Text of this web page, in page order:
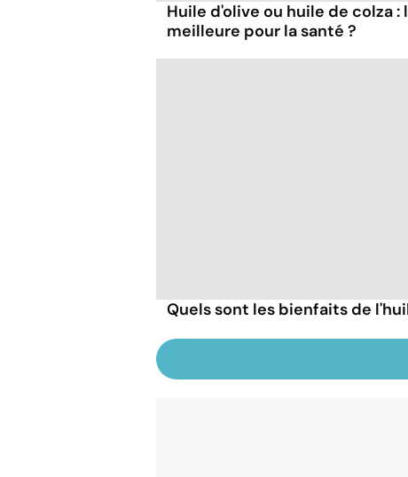
Huile d'olive ou huile de colza :
meilleure pour la santé ?
Quels sont les bienfaits de